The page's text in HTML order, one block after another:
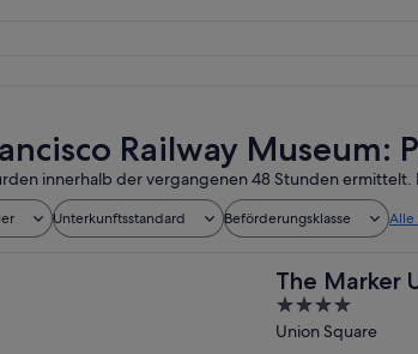
Railway Museum:
innerhalb der vergangenen 48 Stunden ermittelt.
Unterkunftsstandard Beförderungsklasse Alle
The Marker
4
out
Union Square